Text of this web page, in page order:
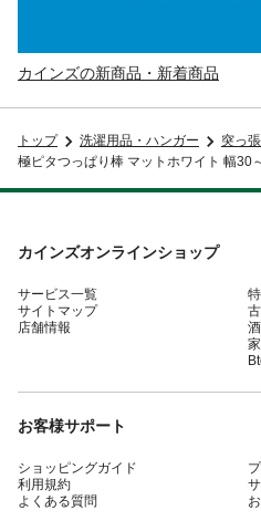
カインズの新商品・新着商品
トップ 洗濯用品・ハンガー
突っ
極ピタつっぱり棒 マットホワイト 幅30
カインズオンラインショップ
サービス一覧
サイトマップ
店舗情報
お客様サポート
ショッピングガイド
利用規約
よくある質問